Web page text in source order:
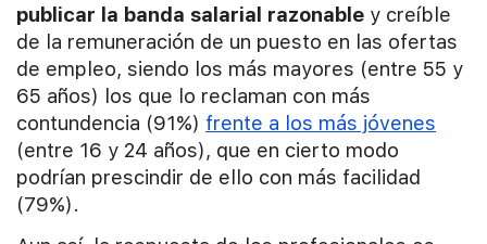
publicar la banda salarial razonable y creíble
de la remuneración de un puesto en las ofertas
de empleo, siendo los más mayores (entre 55 y
65 años) los que lo reclaman con más
contundencia (91%) frente a los más jóvenes
(entre 16 y 24 años), que en cierto modo
podrían prescindir de ello con más facilidad
(79%).